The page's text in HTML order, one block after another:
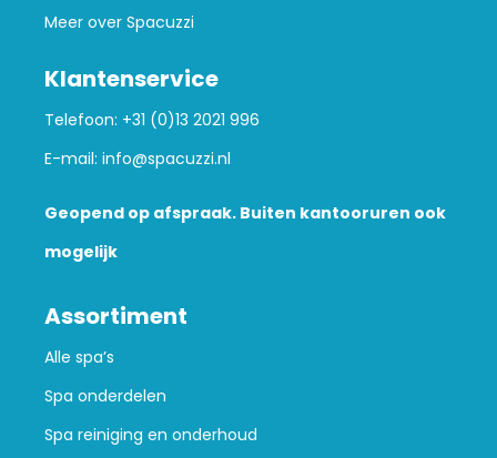
Meer over Spacuzzi
Klantenservice
Telefoon: +31 (0)13 2021 996
E-mail: info@spacuzzi.nl
Geopend op afspraak. Buiten kantooruren ook
mogelijk
Assortiment
Alle spa’s
Spa onderdelen
Spa reiniging en onderhoud